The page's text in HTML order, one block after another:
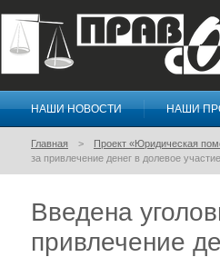
Правосознание
НАШИ НОВОСТИ НАШИ
Главная Проект «Юридическая
за привлечение денег в долевое
Введена
привлечение